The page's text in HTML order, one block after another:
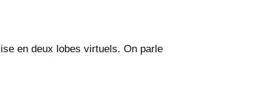
en deux lobes virtuels. On parle